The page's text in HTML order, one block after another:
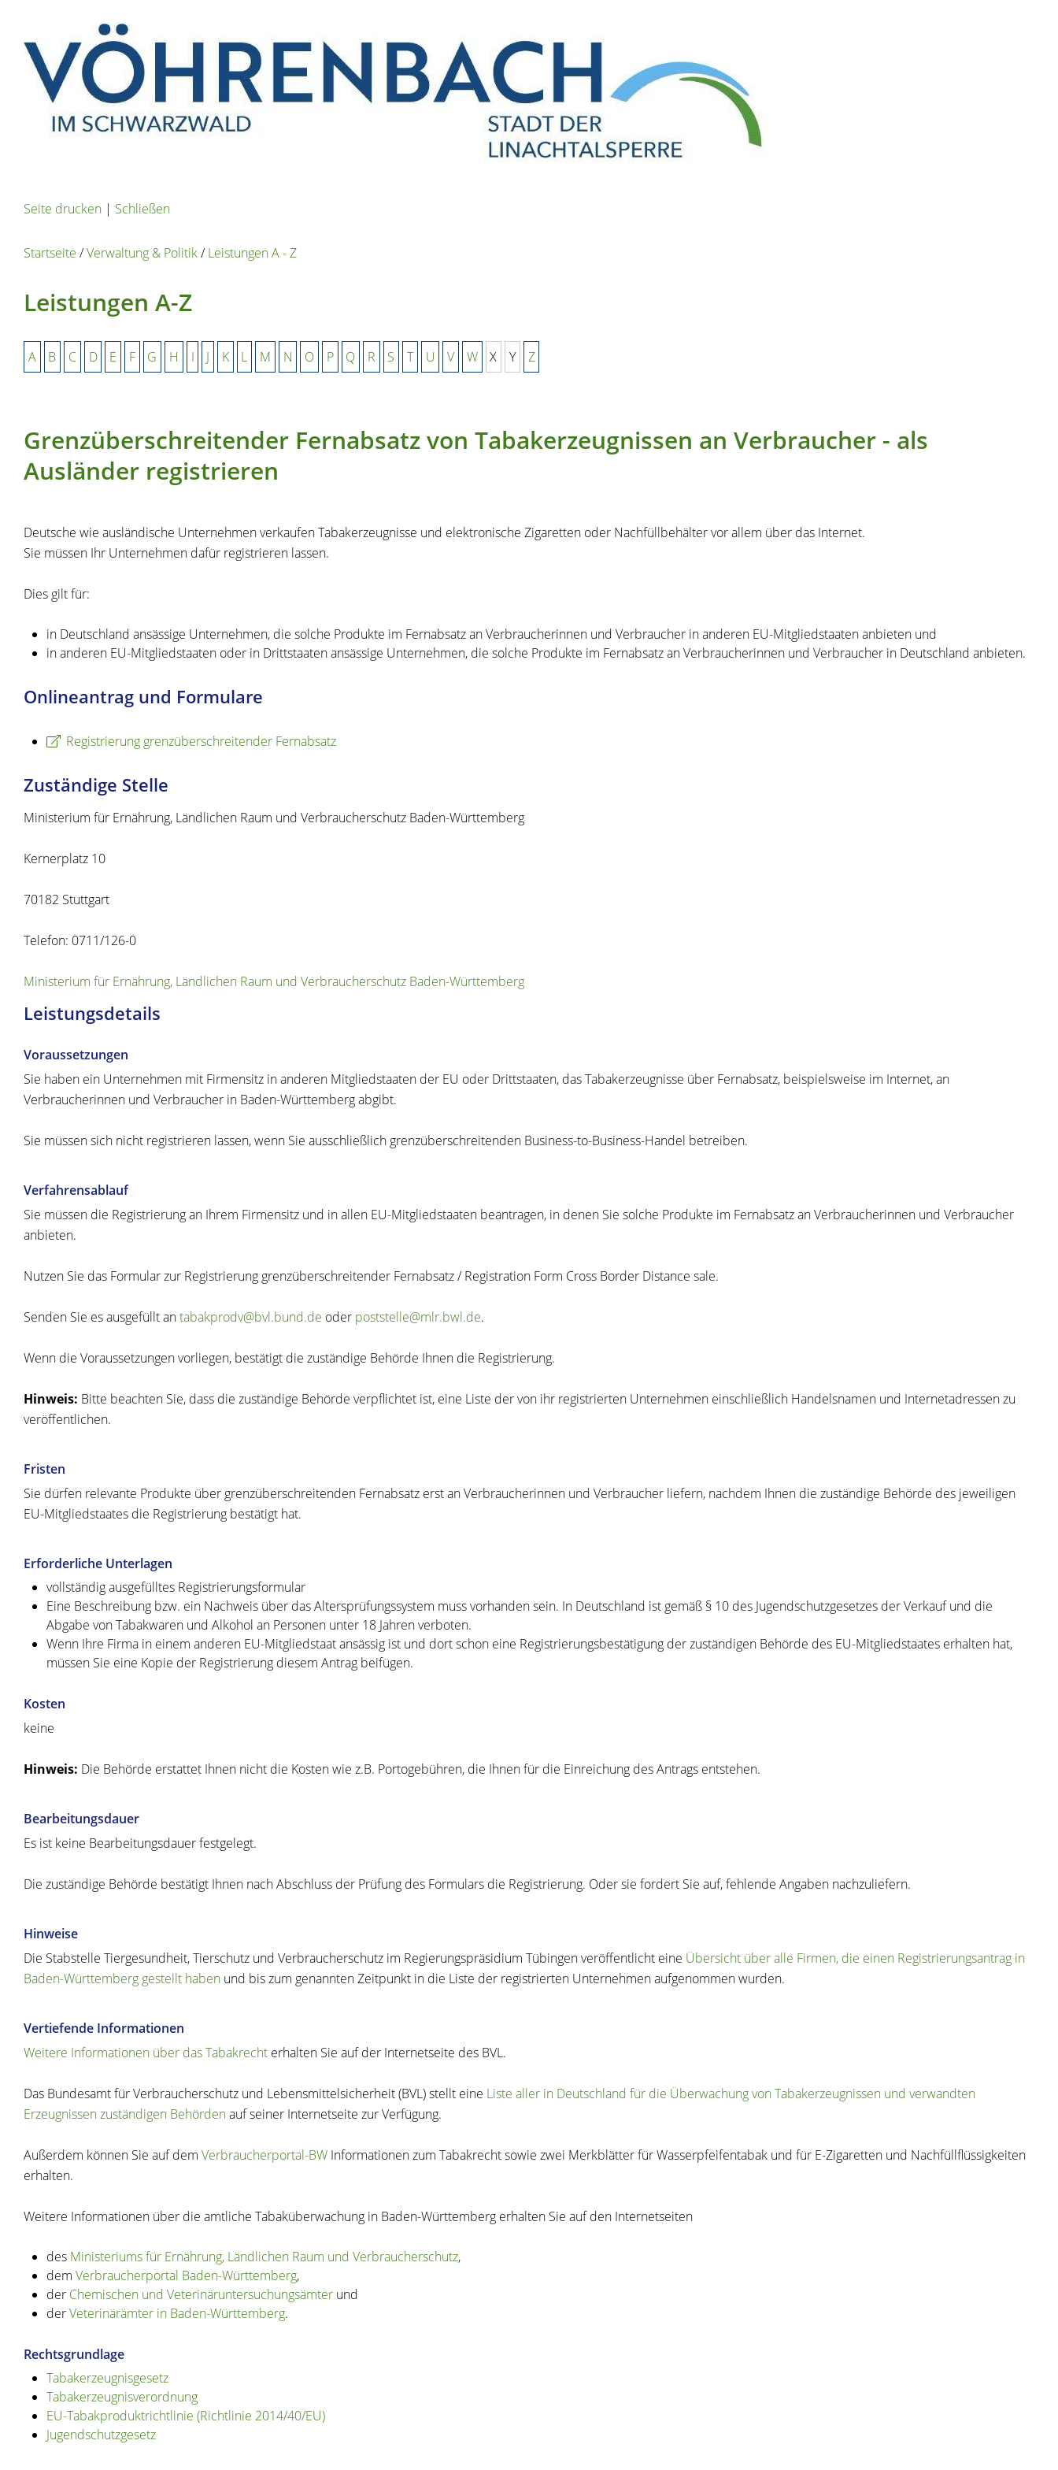
Seite drucken | Schließen
Startseite /Verwaltung & Politik/Leistungen A - Z
Leistungen A-Z
A B C D E F G H I J K L M N O P Q R S T U V W X Y Z
Grenzüberschreitender Fernabsatz von Tabakerzeugnissen an Verbraucher - als
Ausländer registrieren
Deutsche wie ausländische Unternehmen verkaufen Tabakerzeugnisse und elektronische Zigaretten oder Nachfüllbehälter vor allem über das Internet.
Sie müssen Ihr Unternehmen dafür registrieren lassen.
Dies gilt für:
in Deutschland ansässige Unternehmen, die solche Produkte im Fernabsatz an Verbraucherinnen und Verbraucher in anderen EU-Mitgliedstaaten anbieten und
in anderen EU-Mitgliedstaaten oder in Drittstaaten ansässige Unternehmen, die solche Produkte im Fernabsatz an Verbraucherinnen und Verbraucher in Deutschland anbieten.
Onlineantrag und Formulare
Registrierung grenzüberschreitender Fernabsatz
Zuständige Stelle
Ministerium für Ernährung, Ländlichen Raum und Verbraucherschutz Baden-Württemberg
Kernerplatz 10
70182 Stuttgart
Telefon: 0711/126-0
Ministerium für Ernährung, Ländlichen Raum und Verbraucherschutz Baden-Württemberg
Leistungsdetails
Voraussetzungen
Sie haben ein Unternehmen mit Firmensitz in anderen Mitgliedstaaten der EU oder Drittstaaten, das Tabakerzeugnisse über Fernabsatz, beispielsweise im Internet, an
Verbraucherinnen und Verbraucher in Baden-Württemberg abgibt.
Sie müssen sich nicht registrieren lassen, wenn Sie ausschließlich grenzüberschreitenden Business-to-Business-Handel betreiben.
Verfahrensablauf
Sie müssen die Registrierung an Ihrem Firmensitz und in allen EU-Mitgliedstaaten beantragen, in denen Sie solche Produkte im Fernabsatz an Verbraucherinnen und Verbraucher
anbieten.
Nutzen Sie das Formular zur Registrierung grenzüberschreitender Fernabsatz / Registration Form Cross Border Distance sale.
Senden Sie es ausgefüllt antabakprodv@bvl.bund.de oder poststelle@mlr.bwl.de.
Wenn die Voraussetzungen vorliegen, bestätigt die zuständige Behörde Ihnen die Registrierung.
Hinweis: Bitte beachten Sie, dass die zuständige Behörde verpflichtet ist, eine Liste der von ihr registrierten Unternehmen einschließlich Handelsnamen und Internetadressen zu
veröffentlichen.
Fristen
Sie dürfen relevante Produkte über grenzüberschreitenden Fernabsatz erst an Verbraucherinnen und Verbraucher liefern, nachdem Ihnen die zuständige Behörde des jeweiligen
EU-Mitgliedstaates die Registrierung bestätigt hat.
Erforderliche Unterlagen
vollständig ausgefülltes Registrierungsformular
Eine Beschreibung bzw. ein Nachweis über das Altersprüfungssystem muss vorhanden sein. In Deutschland ist gemäß § 10 des Jugendschutzgesetzes der Verkauf und die
Abgabe von Tabakwaren und Alkohol an Personen unter 18 Jahren verboten.
Wenn Ihre Firma in einem anderen EU-Mitgliedstaat ansässig ist und dort schon eine Registrierungsbestätigung der zuständigen Behörde des EU-Mitgliedstaates erhalten hat,
müssen Sie eine Kopie der Registrierung diesem Antrag beifügen.
Kosten
keine
Hinweis: Die Behörde erstattet Ihnen nicht die Kosten wie z.B. Portogebühren, die Ihnen für die Einreichung des Antrags entstehen.
Bearbeitungsdauer
Es ist keine Bearbeitungsdauer festgelegt.
Die zuständige Behörde bestätigt Ihnen nach Abschluss der Prüfung des Formulars die Registrierung. Oder sie fordert Sie auf, fehlende Angaben nachzuliefern.
Hinweise
Die Stabstelle Tiergesundheit, Tierschutz und Verbraucherschutz im Regierungspräsidium Tübingen veröffentlicht eine Übersicht über alle Firmen, die einen Registrierungsantrag in
Baden-Württemberg gestellt haben und bis zum genannten Zeitpunkt in die Liste der registrierten Unternehmen aufgenommen wurden.
Vertiefende Informationen
Weitere Informationen über das Tabakrecht erhalten Sie auf der Internetseite des BVL.
Das Bundesamt für Verbraucherschutz und Lebensmittelsicherheit (BVL) stellt eine Liste aller in Deutschland für die Überwachung von Tabakerzeugnissen und verwandten
Erzeugnissen zuständigen Behördenauf seiner Internetseite zur Verfügung.
Außerdem können Sie auf dem Verbraucherportal-BW Informationen zum Tabakrecht sowie zwei Merkblätter für Wasserpfeifentabak und für E-Zigaretten und Nachfüllflüssigkeiten
erhalten.
Weitere Informationen über die amtliche Tabaküberwachung in Baden-Württemberg erhalten Sie auf den Internetseiten
des Ministeriums für Ernährung, Ländlichen Raum und Verbraucherschutz,
dem Verbraucherportal Baden-Württemberg,
der Chemischen und Veterinäruntersuchungsämterund
derVeterinärämter in Baden-Württemberg.
Rechtsgrundlage
Tabakerzeugnisgesetz
Tabakerzeugnisverordnung
EU-Tabakproduktrichtlinie (Richtlinie 2014/40/EU)
Jugendschutzgesetz